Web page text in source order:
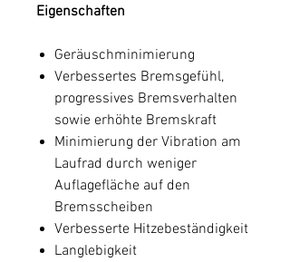
Eigenschaften
Geräuschminimierung
Verbessertes Bremsgefühl,
progressives Bremsverhalten
sowie erhöhte Bremskraft
Minimierung der Vibration am
Laufrad durch weniger
Auflagefläche auf den
Bremsscheiben
Verbesserte Hitzebeständigkeit
Langlebigkeit